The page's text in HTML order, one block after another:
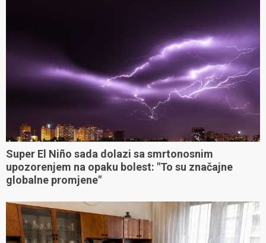
Super El Niño sada dolazi sa smrtonosnim
upozorenjem na opaku bolest: "To su značajne
globalne promjene"